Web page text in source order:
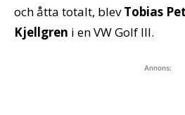
och åtta totalt, blevTobias
Kjellgren i en VW Golf III.
Annons: